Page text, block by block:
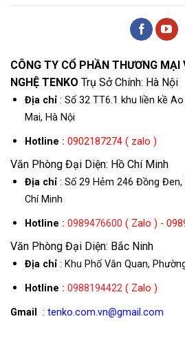
CÔNG TY CỔ PHẦN THƯƠNG
NGHỆ TENKO Trụ Sở Chính: Hà Nội
Địa chỉ: Số 32 TT6.1 khu liền kề
Mai, Hà Nội
Hotline : 0902187274 ( zalo )
Văn Phòng Đại Diện: Hồ Chí Minh
Địa chỉ: Số 29 Hẻm 246 Đồng Đen,
Chí Minh
Hotline : 0989476600 ( Zalo ) -
Văn Phòng Đại Diện: Bắc Ninh
Địa chỉ: Khu Phố Văn Quan,
Hotline : 0988194422( Zalo )
Gmail : tenko.com.vn@gmail.com